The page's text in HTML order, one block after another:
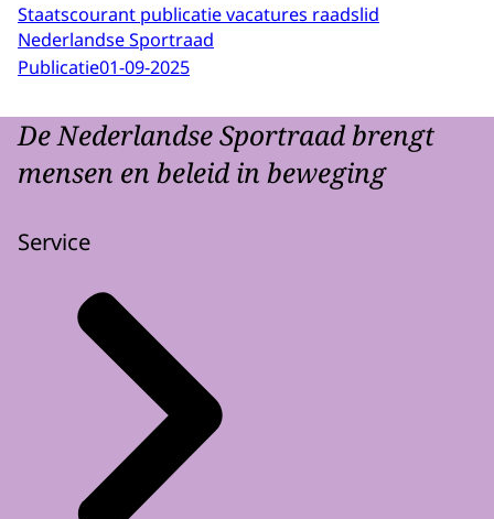
Staatscourant publicatie vacatures raadslid
Nederlandse Sportraad
Publicatie01-09-2025
De Nederlandse Sportraad brengt
mensen en beleid in beweging
Service